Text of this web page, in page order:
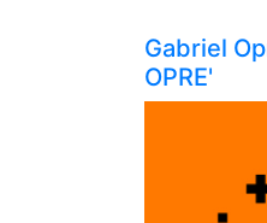
Gabriel
OPRE'